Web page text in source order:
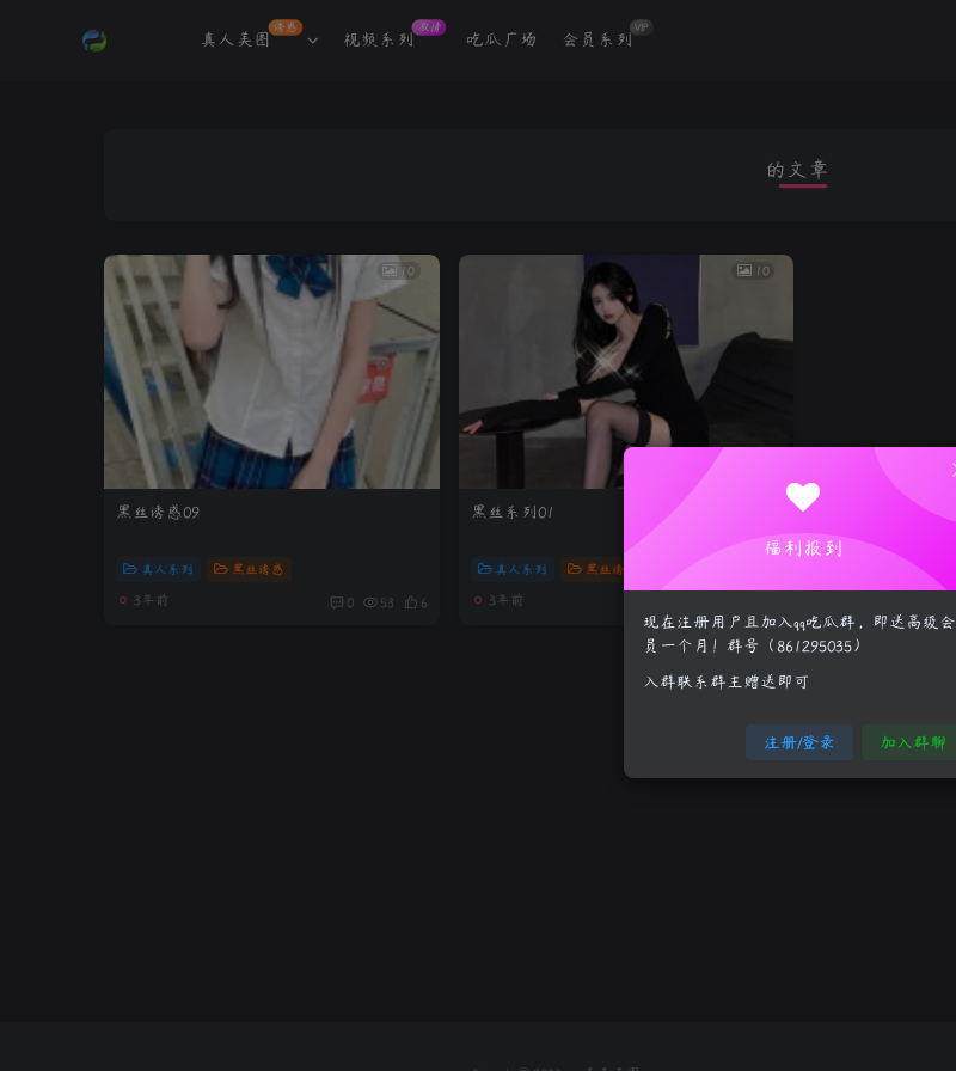
真人美图
诱惑
视频系列
激情
吃瓜广场 会员系列
VIP
的文章
10
黑丝诱惑09
真人系列 黑丝诱惑
3年前 0 53 6
10
黑丝系列01
真人系列 黑丝诱惑
3年前
福利报到
现在注册用户且加入qq吃瓜群，即送高级会
员一个月！群号（861295035）
入群联系群主赠送即可
注册/登录 加入群聊